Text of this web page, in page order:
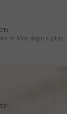
et Moi depuis plus